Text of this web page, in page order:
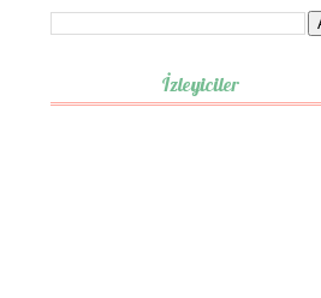
İzleyiciler